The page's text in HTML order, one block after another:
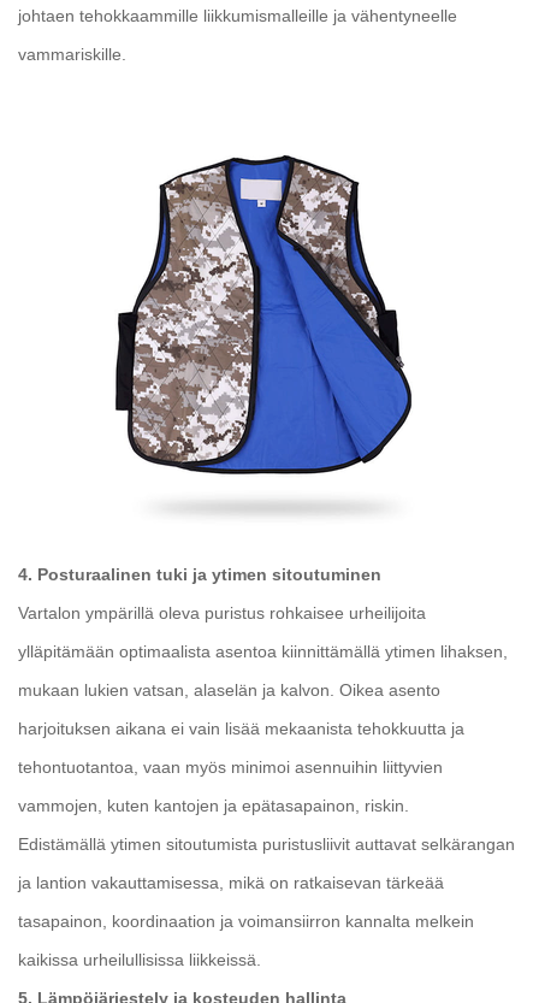
johtaen tehokkaammille liikkumismalleille ja vähentyneelle
vammariskille.
4. Posturaalinen tuki ja ytimen sitoutuminen
Vartalon ympärillä oleva puristus rohkaisee urheilijoita
ylläpitämään optimaalista asentoa kiinnittämällä ytimen lihaksen,
mukaan lukien vatsan, alaselän ja kalvon. Oikea asento
harjoituksen aikana ei vain lisää mekaanista tehokkuutta ja
tehontuotantoa, vaan myös minimoi asennuihin liittyvien
vammojen, kuten kantojen ja epätasapainon, riskin.
Edistämällä ytimen sitoutumista puristusliivit auttavat selkärangan
ja lantion vakauttamisessa, mikä on ratkaisevan tärkeää
tasapainon, koordinaation ja voimansiirron kannalta melkein
kaikissa urheilullisissa liikkeissä.
5. Lämpöjärjestely ja kosteuden hallinta